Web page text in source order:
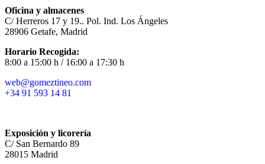
Oficina y almacenes
C/ Herreros 17 y 19.. Pol. Ind. Los Ángeles
28906 Getafe, Madrid
Horario Recogida:
8:00 a 15:00 h / 16:00 a 17:30 h
web@gomeztineo.com
+34 91 593 14 81
Exposición y licorería
C/ San Bernardo 89
28015 Madrid